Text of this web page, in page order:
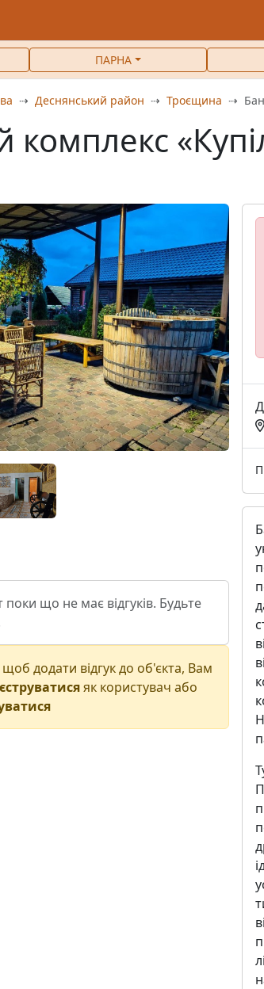
ПАРНА
Деснянський район Троєщина
комплекс
поки що не має відгуків. Будьте
додати відгук до об'єкта, Вам
як користувач або